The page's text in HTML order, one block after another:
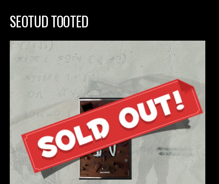
SEOTUD TOOTED